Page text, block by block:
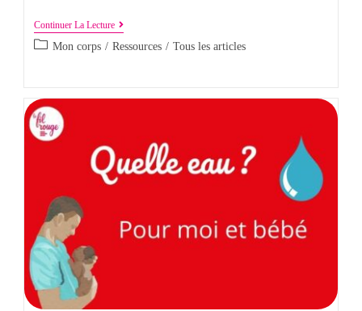
Continuer La Lecture
Mon corps / Ressources / Tous les articles